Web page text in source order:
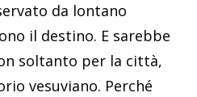
da lontano
il destino. E sarebbe
soltanto per la città,
vesuviano. Perché